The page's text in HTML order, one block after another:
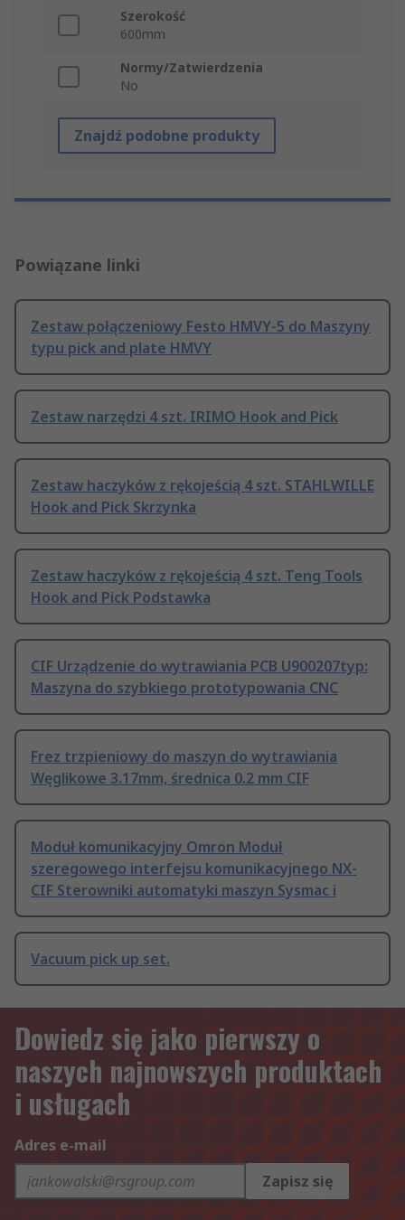
Szerokość
600mm
Normy/Zatwierdzenia
No
Znajdź podobne produkty
Powiązane linki
Zestaw połączeniowy Festo HMVY-5 do Maszyny
typu pick and plate HMVY
Zestaw narzędzi 4 szt. IRIMO Hook and Pick
Zestaw haczyków z rękojeścią 4 szt. STAHLWILLE
Hook and Pick Skrzynka
Zestaw haczyków z rękojeścią 4 szt. Teng Tools
Hook and Pick Podstawka
CIF Urządzenie do wytrawiania PCB U900207typ:
Maszyna do szybkiego prototypowania CNC
Frez trzpieniowy do maszyn do wytrawiania
Węglikowe 3.17mm, średnica 0.2 mm CIF
Moduł komunikacyjny Omron Moduł
szeregowego interfejsu komunikacyjnego NX-
CIF Sterowniki automatyki maszyn Sysmac i
Vacuum pick up set.
Dowiedz się jako pierwszy o
naszych najnowszych produktach
i usługach
Adres e-mail
Zapisz się